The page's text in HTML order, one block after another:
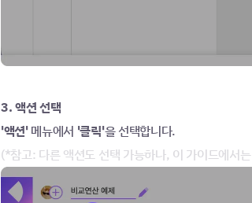
3. 액션 선택
'액션' 메뉴에서 '클릭'을 선택합니다.
(*참고: 다른 액션도 선택 가능하나, 이 가이드에서는